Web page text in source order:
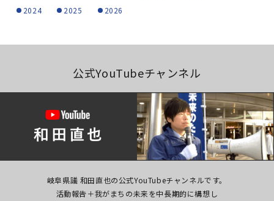
2024
2025 2026
公式YouTubeチャンネル
岐阜県議 和田直也の公式YouTubeチャンネルです。
活動報告＋我がまちの未来を中長期的に構想し